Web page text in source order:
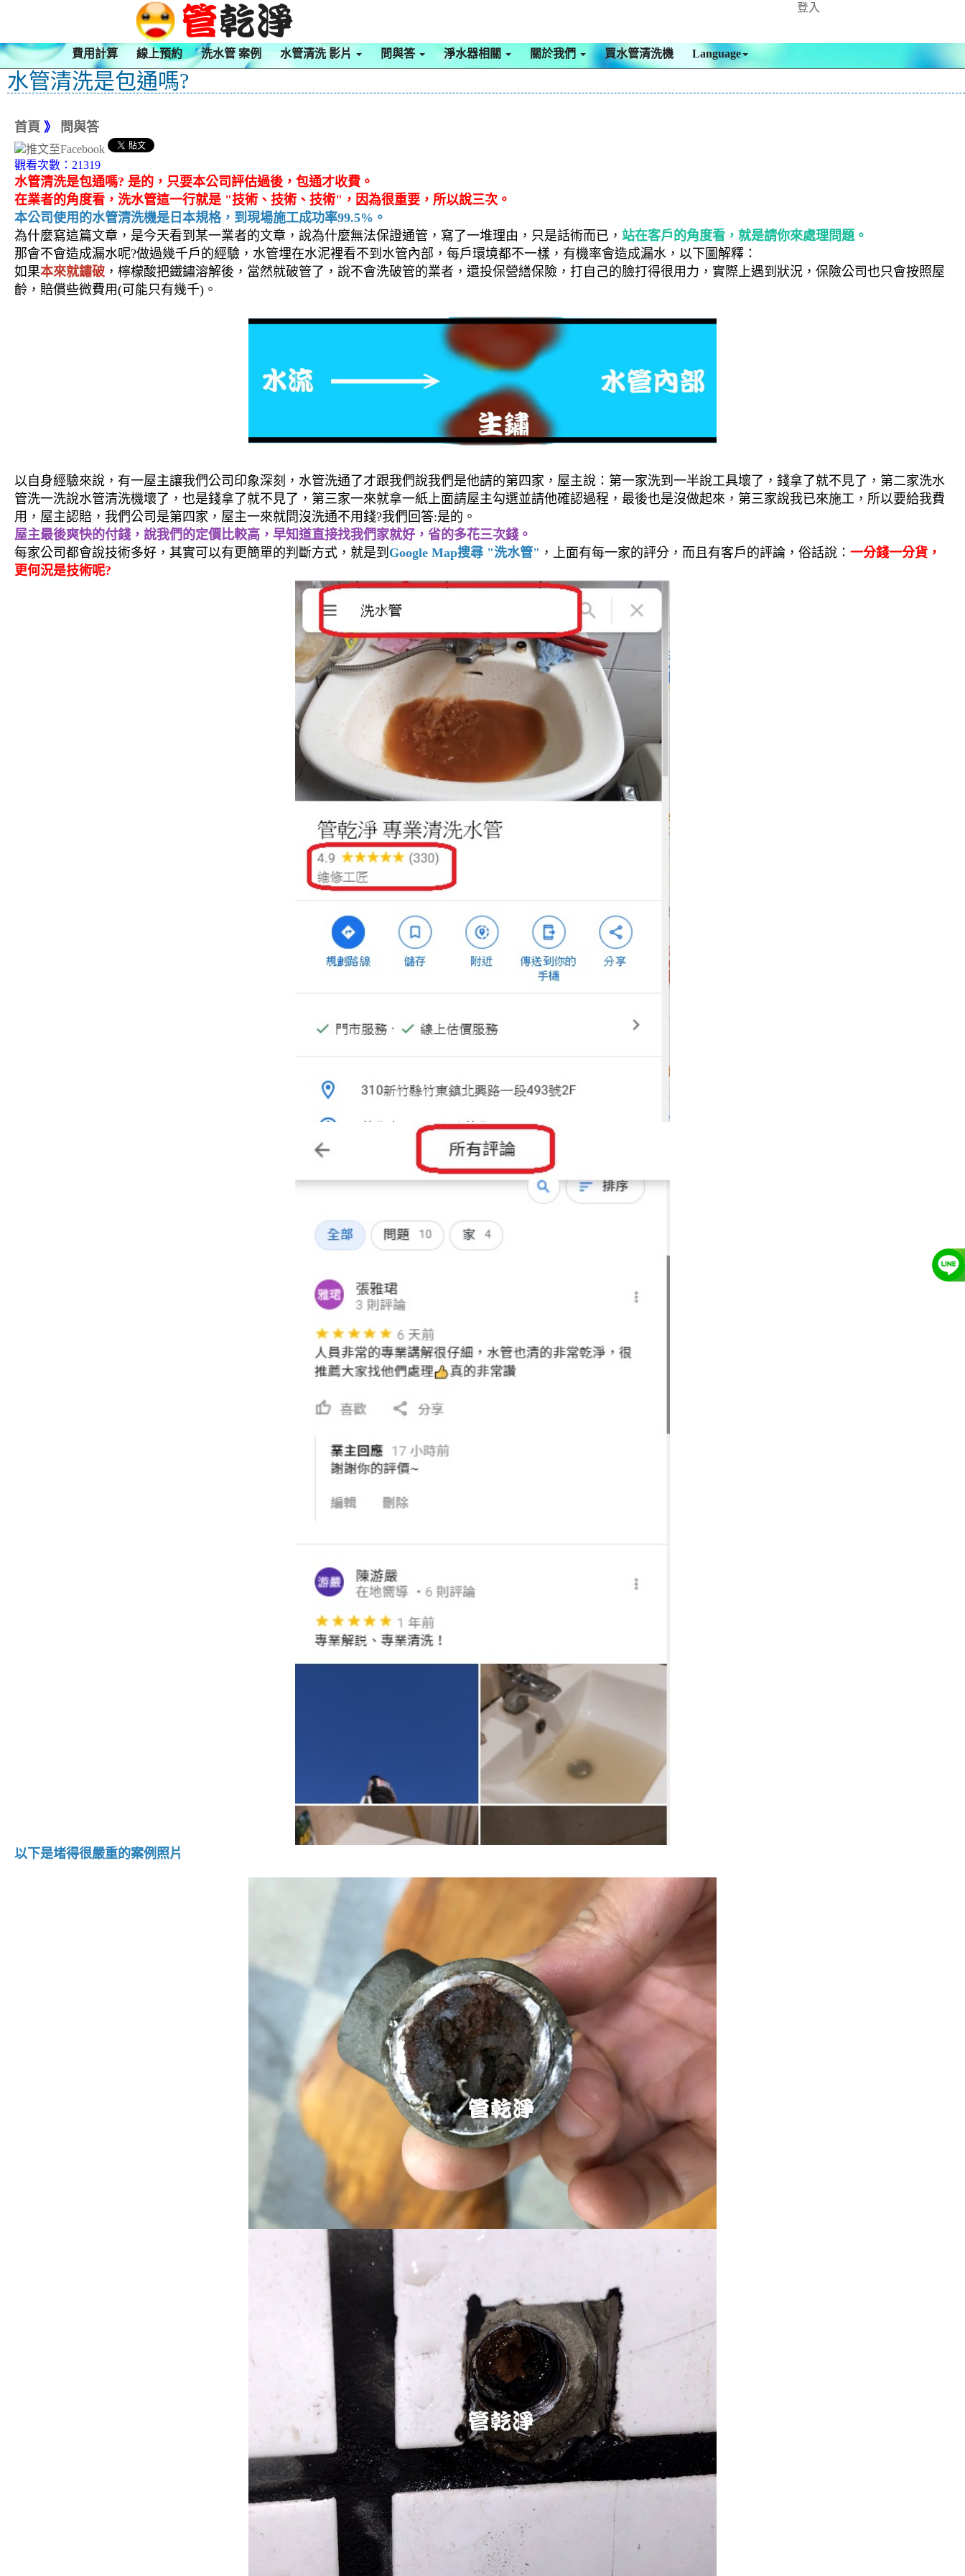
登入
費用計算 線上預約 洗水管 案例 水管清洗 影片 問與答 淨水器相關 關於我們 買水管清洗機 Language
水管清洗是包通嗎?
首頁 》 問與答
觀看次數：21319
水管清洗是包通嗎? 是的，只要本公司評估過後，包通才收費。
在業者的角度看，洗水管這一行就是 "技術、 技術 、 技術"，因為很重要，所以說三次。
本公司使用的水管清洗機是日本規格，到現場施工成功率99.5%。
為什麼寫這篇文章，是今天看到某一業者的文章，說為什麼無法保證通管，寫了一堆理由，只是話術而已， 站在客戶的角度看，就是請你來處理問題。
那會不會造成漏水呢?做過幾千戶的經驗，水管埋在水泥裡看不到水管內部，每戶環境都不一樣，有機率會造成漏水，以下圖解釋：
如果本來就鏽破 ，檸檬酸把鐵鏽溶解後，當然就破管了，說不會洗破管的業者，還投保營繕保險，打自己的臉打得很用力，實際上遇到狀況，保險公司也只會按照屋
齡，賠償些微費用(可能只有幾千)。
以自身經驗來說，有一屋主讓我們公司印象深刻，水管洗通了才跟我們說我們是他請的第四家，屋主說：第一家洗到一半說工具壞了，錢拿了就不見了，第二家洗水
管洗一洗說水管清洗機壞了，也是錢拿了就不見了，第三家一來就拿一紙上面請屋主勾選並請他確認過程，最後也是沒做起來，第三家說我已來施工，所以要給我費
用，屋主認賠，我們公司是第四家，屋主一來就問沒洗通不用錢?我們回答:是的。
屋主最後爽快的付錢，說我們的定價比較高，早知道直接找我們家就好，省的多花三次錢。
每家公司都會說技術多好，其實可以有更簡單的判斷方式，就是到 Google Map搜尋 "洗水管" ，上面有每一家的評分，而且有客戶的評論，俗話說： 一分錢一分貨，
更何況是技術呢?
以下是堵得很嚴重的案例照片